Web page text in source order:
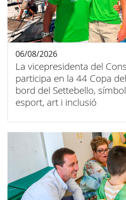
La vicepresidenta del
participa en la 44 Copa del
bord del Settebello,
esport, art i inclusió
06/08/2026